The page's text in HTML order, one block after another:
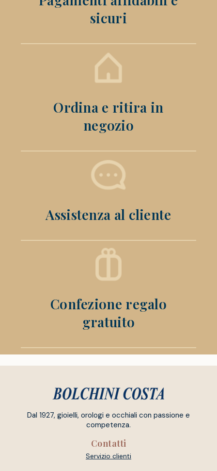
sicuri
Ordina e ritira in
negozio
Assistenza al cliente
Confezione regalo
gratuito
Dal 1927, gioielli, orologi e occhiali con passione e
competenza.
Contatti
Servizio clienti